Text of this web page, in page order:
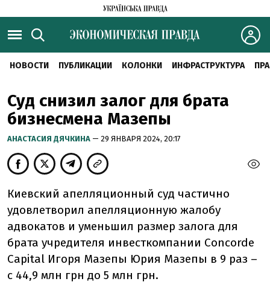
НОВОСТИ ПУБЛИКАЦИИ КОЛОНКИ ИНФРАСТРУКТУРА
Суд снизил залог для брата
бизнесмена Мазепы
АНАСТАСИЯ ДЯЧКИНА — 29 ЯНВАРЯ 2024, 20:17
Киевский апелляционный суд частично
удовлетворил апелляционную жалобу
адвокатов и уменьшил размер залога для
брата учредителя инвесткомпании Concorde
Capital Игоря Мазепы Юрия Мазепы в 9 раз –
с 44,9 млн грн до 5 млн грн.